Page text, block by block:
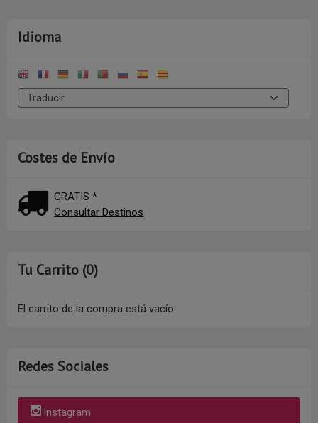
Idioma
Costes de Envío
GRATIS *
Consultar Destinos
Tu Carrito (0)
El carrito de la compra está vacío
Redes Sociales
Instagram